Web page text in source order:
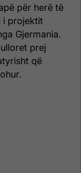
për herë të
i projektit
Gjermania.
prej
që